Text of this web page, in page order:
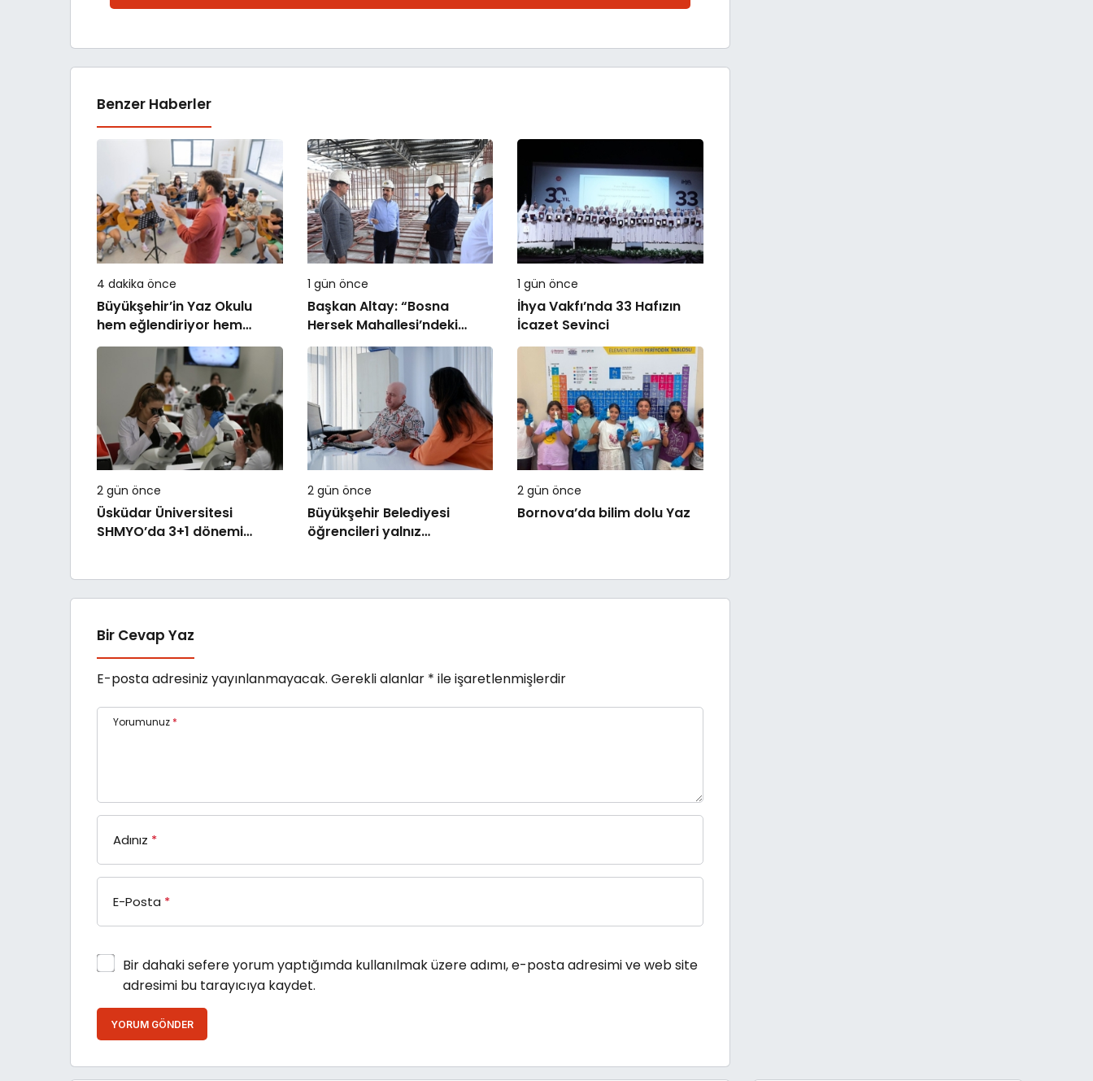
Benzer Haberler
4 dakika önce
Büyükşehir’in Yaz Okulu
hem eğlendiriyor hem
öğretiyor
1 gün önce
Başkan Altay: “Bosna
Hersek Mahallesi’ndeki
Gençlerimiz İçin Lise
Medeniyet Akademisi İnşa
1 gün önce
İhya Vakfı’nda 33 Hafızın
İcazet Sevinci
2 gün önce
Üsküdar Üniversitesi
SHMYO’da 3+1 dönemi
2 gün önce
Büyükşehir Belediyesi
öğrencileri yalnız
2 gün önce
Bornova’da bilim dolu Yaz
Bir Cevap Yaz
E-posta adresiniz yayınlanmayacak. Gerekli alanlar * ile işaretlenmişlerdir
Yorumunuz *
Adınız *
E-Posta *
Bir dahaki sefere yorum yaptığımda kullanılmak üzere adımı, e-posta adresimi ve web site
adresimi bu tarayıcıya kaydet.
YORUM GÖNDER